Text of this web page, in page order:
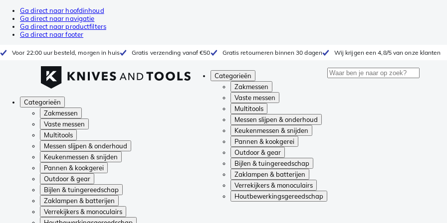
Ga direct naar hoofdinhoud
Ga direct naar navigatie
Ga direct naar productfilters
Ga direct naar footer
Voor 22:00 uur besteld, morgen in huis Gratis verzending vanaf €50 Gratis retourneren binnen 30 dagen Wij krijgen een 4,8/5 van onze klanten
Categorieën
Zakmessen
Vaste messen
Multitools
Messen slijpen & onderhoud
Keukenmessen & snijden
Pannen & kookgerei
Outdoor & gear
Bijlen & tuingereedschap
Zaklampen & batterijen
Verrekijkers & monoculairs
Houtbewerkingsgereedschap
Categorieën
Zakmessen
Vaste messen
Multitools
Messen slijpen & onderhoud
Keukenmessen & snijden
Pannen & kookgerei
Outdoor & gear
Bijlen & tuingereedschap
Zaklampen & batterijen
Verrekijkers & monoculairs